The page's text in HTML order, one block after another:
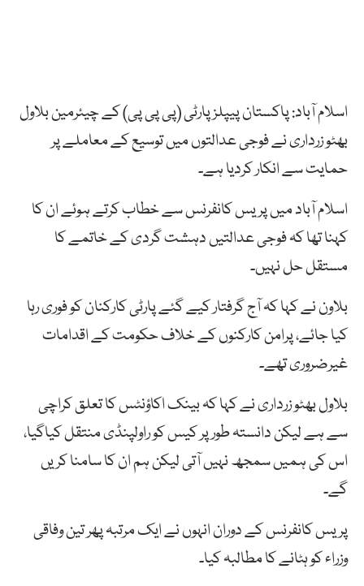
اسلام آباد: پاکستان پیپلز پارٹی (پی پی پی) کے چیئرمین بلاول
بھٹو زرداری نے فوجی عدالتوں میں توسیع کے معاملے پر
حمایت سے انکار کردیا ہے۔
اسلام آباد میں پریس کانفرنس سے خطاب کرتے ہوئے ان کا
کہنا تھا کہ فوجی عدالتیں دہشت گردی کے خاتمے کا
مستقل حل نہیں۔
بلاون نے کہا کہ آج گرفتار کیے گئے پارٹی کارکنان کو فوری رہا
کیا جائے، پرامن کارکنوں کے خلاف حکومت کے اقدامات
غیرضروری تھے۔
بلاول بھٹو زرداری نے کہا کہ بینک اکاؤنٹس کا تعلق کراچی
سے ہے لیکن دانستہ طور پر کیس کو راولپنڈی منتقل کیاگیا،
اس کی ہمیں سمجھ نہیں آتی لیکن ہم ان کا سامنا کریں
گے۔
پریس کانفرنس کے دوران انہوں نے ایک مرتبہ پھر تین وفاقی
وزراء کو ہٹانے کا مطالبہ کیا۔